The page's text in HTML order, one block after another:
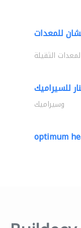
الثقيلة
وسيراميك
optimum